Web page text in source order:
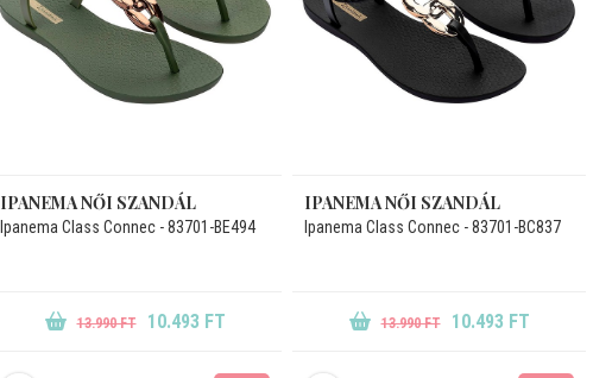
IPANEMA NŐI SZANDÁL
Ipanema Class Connec - 83701-BE494
13.990 FT 10.493 FT
IPANEMA NŐI SZANDÁL
Ipanema Class Connec - 83701-BC837
13.990 FT 10.493 FT